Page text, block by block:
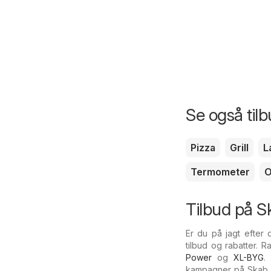
Se også
Pizza Grill
Termometer
Tilbud på
Er du på jagt efter
tilbud og rabatter.
Power ogXL-BYG.